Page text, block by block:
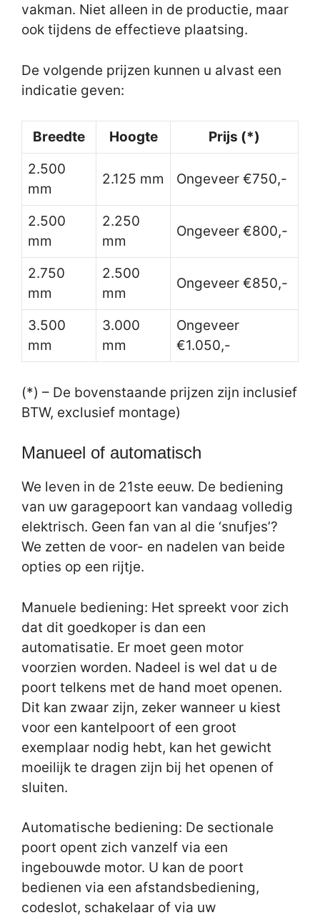
vakman. Niet alleen in de productie, maar
ook tijdens de effectieve plaatsing.
De volgende prijzen kunnen u alvast een
indicatie geven:
Breedte Hoogte
Prijs (*)
2.500
mm
2.125 mm Ongeveer €750,-
2.500
mm
2.250
mm
Ongeveer €800,-
2.750
mm
2.500
mm
Ongeveer €850,-
3.500
mm
3.000
mm
Ongeveer
€1.050,-
(*) – De bovenstaande prijzen zijn inclusief
BTW, exclusief montage)
Manueel of automatisch
We leven in de 21ste eeuw. De bediening
van uw garagepoort kan vandaag volledig
elektrisch. Geen fan van al die ‘snufjes’?
We zetten de voor- en nadelen van beide
opties op een rijtje.
Manuele bediening: Het spreekt voor zich
dat dit goedkoper is dan een
automatisatie. Er moet geen motor
voorzien worden. Nadeel is wel dat u de
poort telkens met de hand moet openen.
Dit kan zwaar zijn, zeker wanneer u kiest
voor een kantelpoort of een groot
exemplaar nodig hebt, kan het gewicht
moeilijk te dragen zijn bij het openen of
sluiten.
Automatische bediening: De sectionale
poort opent zich vanzelf via een
ingebouwde motor. U kan de poort
bedienen via een afstandsbediening,
codeslot, schakelaar of via uw